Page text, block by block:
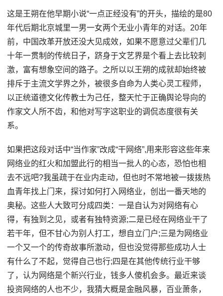
这是王朔在他早期小说“一点正经没有”的开头，描绘的是80
年代后期北京城里一男一女两个无业小青年的对话。20年
前，中国改革开放还没大见成效，如果不愿意过父辈们几
十年一贯制的传统日子，跻身于文艺界是个看上去比较刺
激，富有想象空间的路子。之所以以王朔的成就却始终被
排斥于主流文学界之外，被很多自命为人类心灵工程师，
以正统道德文化传教士为己任，整天忙于正确舆论导向的
作家文人所不齿，和他对写字这职业的调侃态度很有关
系。
如果把这段对话中“当作家”改成“干网络”,用来形容这些年来
网络业的红火和加盟此行的相当一批人的心态，恐怕也相
去不远吧?我虽疏于在业内走动，但也时不常地被一拨拨热
血青年找上门来，探讨如何打入网络业，创出一番天地的
奥秘。这些人大致可分成四类：一是自认为对网络有心
得，有独到之见，或者有独特资源;二是已经在网络业干了
若干年，但不甘心为别人打工，想自立门户;三是为网络业
一个又一个的传奇故事所激动，但也没觉得那些成功人士
有什么了不起，觉得自己也行;四是在其他传统行业干够
了，认为网络是个新兴行业，钱多人傻机会多。最近来谈
投资网络的人也不少，我猜大概是金融风暴，百业萧条，